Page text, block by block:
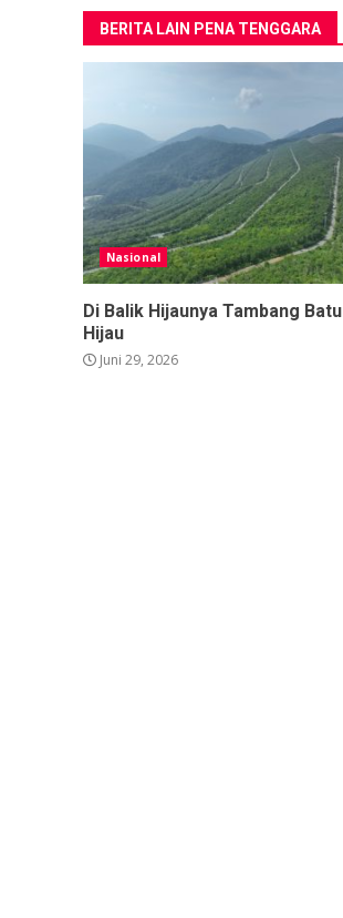
BERITA LAIN PENA TENGGARA
Nasional
Di Balik Hijaunya Tambang Batu
Hijau
Juni 29, 2026